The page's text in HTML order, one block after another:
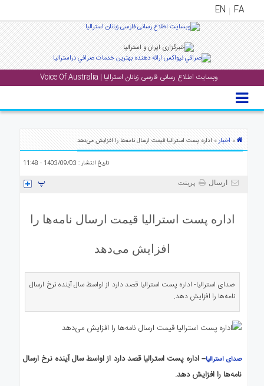
FA
EN
وبسایت اطلاع رسانی فارسی زبانان استرالیا | Voice Of Australia
منوی
اصلی
پادکست
ارتباط
» اخبار» اداره پست استرالیا قیمت ارسال نامه‌ها را افزایش می‌دهد
تاریخ انتشار : 1403/09/03 - 11:48
ارسال پرینت
اداره پست استرالیا قیمت ارسال نامه‌ها را
افزایش می‌دهد
صدای استرالیا- اداره پست استرالیا قصد دارد از اواسط سال آینده نرخ ارسال
نامه‌ها را افزایش دهد.
صدای استرالیا– اداره پست استرالیا قصد دارد از اواسط سال آینده نرخ ارسال
نامه‌ها را افزایش دهد.